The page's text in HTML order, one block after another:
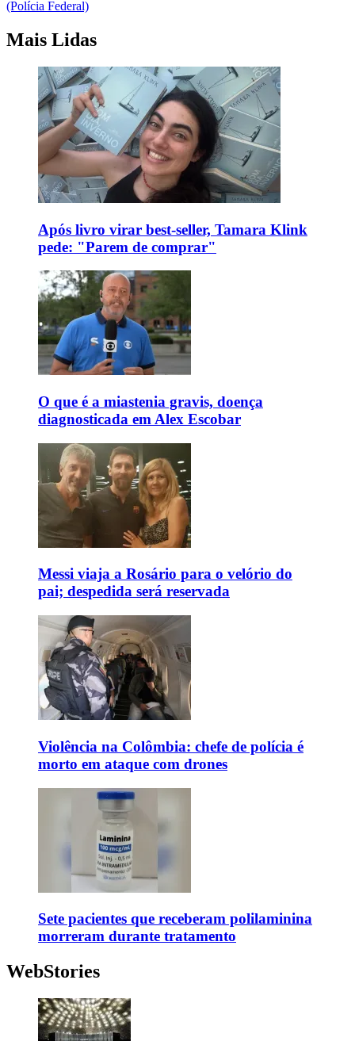
(Polícia Federal)
Mais Lidas
Após livro virar best-seller, Tamara Klink
pede: "Parem de comprar"
O que é a miastenia gravis, doença
diagnosticada em Alex Escobar
Messi viaja a Rosário para o velório do
pai; despedida será reservada
Violência na Colômbia: chefe de polícia é
morto em ataque com drones
Sete pacientes que receberam polilaminina
morreram durante tratamento
WebStories